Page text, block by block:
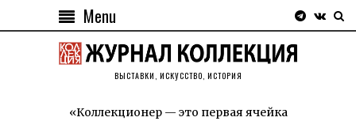
Menu
ВЫСТАВКИ, ИСКУССТВО, ИСТОРИЯ
«Коллекционер — это первая ячейка